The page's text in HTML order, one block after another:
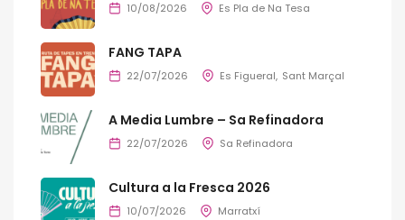
10/08/2026 Es Pla de Na Tesa
FANG TAPA
22/07/2026 Es Figueral Sant Marçal
A Media Lumbre – Sa Refinadora
22/07/2026 Sa Refinadora
Cultura a la Fresca 2026
10/07/2026 Marratxí